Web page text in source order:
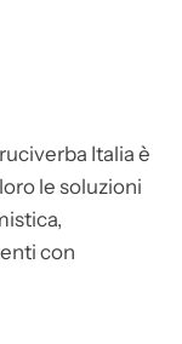
Italia è
le soluzioni
con